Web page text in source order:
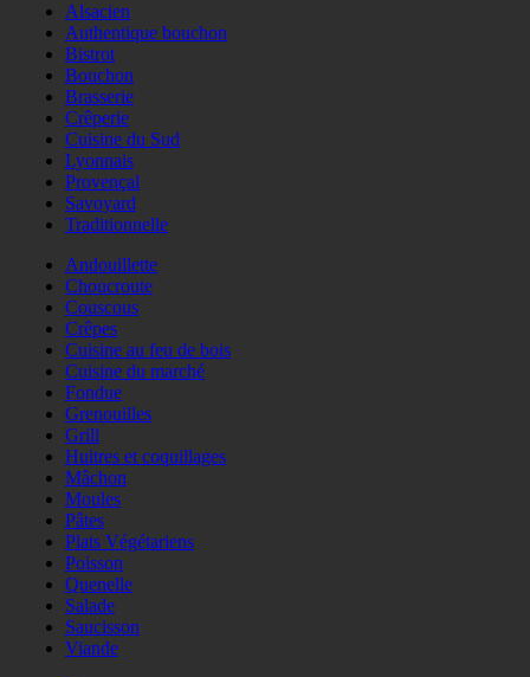
Alsacien
Authentique bouchon
Bistrot
Bouchon
Brasserie
Crêperie
Cuisine du Sud
Lyonnais
Provençal
Savoyard
Traditionnelle
Andouillette
Choucroute
Couscous
Crêpes
Cuisine au feu de bois
Cuisine du marché
Fondue
Grenouilles
Grill
Huitres et coquillages
Mâchon
Moules
Pâtes
Plats Végétariens
Poisson
Quenelle
Salade
Saucisson
Viande